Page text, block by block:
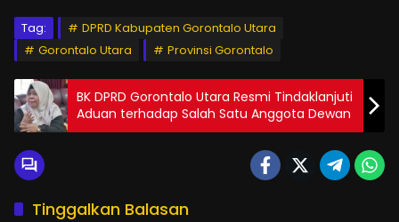
Tag:
DPRD Kabupaten Gorontalo Utara
Gorontalo Utara
Provinsi Gorontalo
BK DPRD Gorontalo Utara Resmi Tindaklanjuti
Aduan terhadap Salah Satu Anggota Dewan
Tinggalkan Balasan